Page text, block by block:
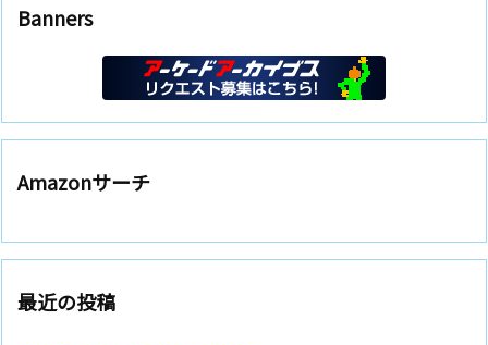
Banners
Amazonサーチ
最近の投稿